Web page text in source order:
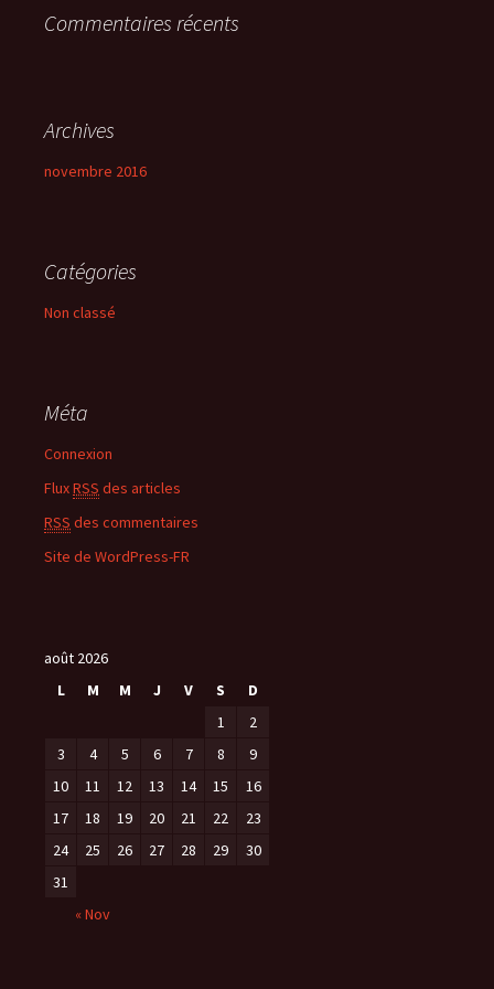
:Commentaires récents
Archives
novembre 2016
Catégories
Non classé
Méta
Connexion
FluxRSS des articles
RSS des commentaires
Site de WordPress-FR
août 2026
L
M M J V S D
« Nov
1
2
3
4 5 6 7 8
9
10
11 12 13 14 15
16
17
18 19 20 21 22
23
24
25 26 27 28 29
30
31